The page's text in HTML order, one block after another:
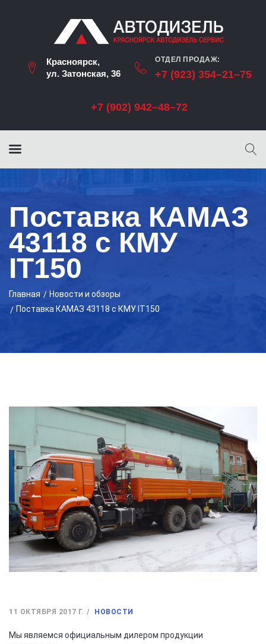
Красноярск,
ул. Затонская, 36
ОТДЕЛ ПРОДАЖ:
+7 (923) 354–21–75
+7 (902) 942–48–72
Поставка КАМАЗ
43118 с КМУ
IT150
Главная
Новости и обзоры
Поставка КАМАЗ 43118 с КМУ IT150
11 ОКТЯБРЯ 2017 Г. НОВОСТИ
Мы являемся официальным дилером продукции